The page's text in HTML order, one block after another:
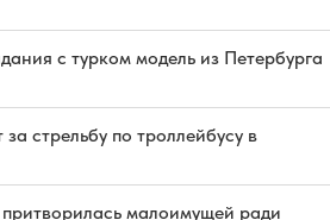
с турком модель из Петербурга
стрельбу по троллейбусу в
малоимущей ради